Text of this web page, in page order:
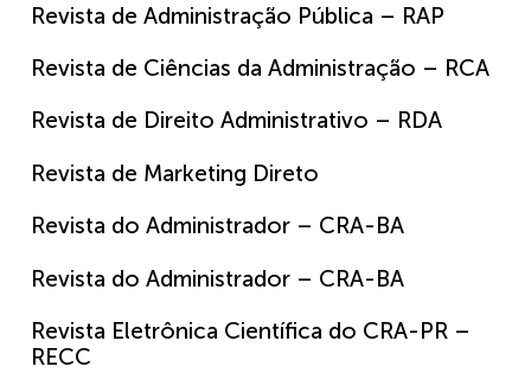
Revista de Administração Pública – RAP
Revista de Ciências da Administração – RCA
Revista de Direito Administrativo – RDA
Revista de Marketing Direto
Revista do Administrador – CRA-BA
Revista do Administrador – CRA-BA
Revista Eletrônica Científica do CRA-PR –
RECC